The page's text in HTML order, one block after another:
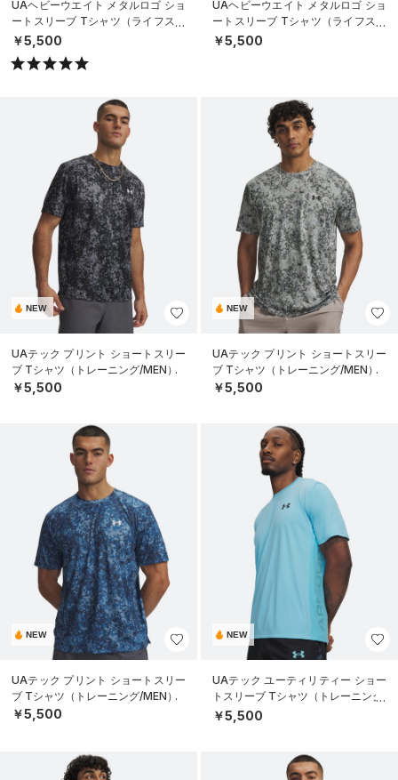
UAヘビーウエイト メタルロゴ ショ
ートスリーブ Tシャツ（ライフスタ
イル/MEN）
￥5,500
UAヘビーウエイト メタルロゴ ショ
ートスリーブ Tシャツ（ライフスタ
イル/MEN）
￥5,500
NEW
UAテック プリント ショートスリー
ブ Tシャツ（トレーニング/MEN）
￥5,500
NEW
UAテック プリント ショートスリー
ブ Tシャツ（トレーニング/MEN）
￥5,500
NEW
UAテック プリント ショートスリー
ブ Tシャツ（トレーニング/MEN）
￥5,500
NEW
UAテック ユーティリティー ショー
トスリーブ Tシャツ（トレーニング/
MEN）
￥5,500